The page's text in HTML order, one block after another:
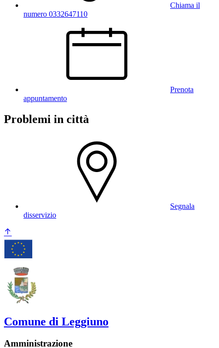
Chiama il
numero 0332647110
Prenota
appuntamento
Problemi in città
Segnala
disservizio
Comune di Leggiuno
Amministrazione